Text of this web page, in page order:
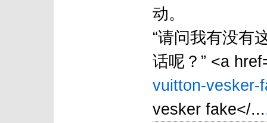
动。
“请问我有没有
话呢？” <a
vuitton-vesker-
vesker fake</...